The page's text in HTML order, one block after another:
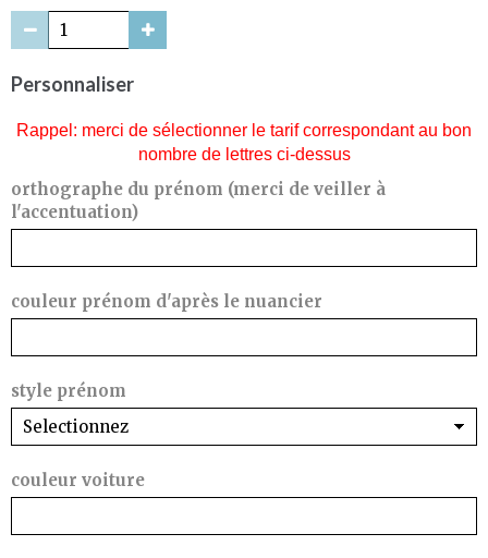
Personnaliser
Rappel: merci de sélectionner le tarif correspondant au bon
nombre de lettres ci-dessus
orthographe du prénom (merci de veiller à
l'accentuation)
couleur prénom d'après le nuancier
style prénom
couleur voiture